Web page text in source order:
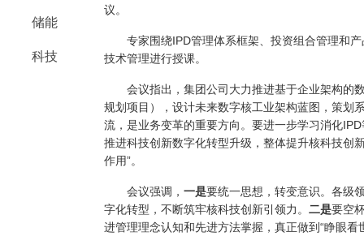
储能
科技
议。
专家围绕IPD管理体系框架、投资组合管理和产
技术管理进行授课。
会议指出，集团公司大力推进基于企业架构的
规划项目），设计未来数字核工业架构蓝图，策划
流，是业务变革的重要方向。要进一步学习消化
推进科技创新数字化转型升级，整体提升核科技创
作用”。
会议强调， 一是要统一思想，转变意识。各级
字化转型，不断筑牢核科技创新引领力。 二是要空
进管理理念认知和先进方法掌握，真正做到“睁眼